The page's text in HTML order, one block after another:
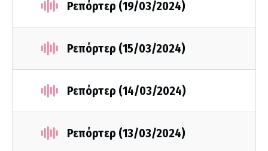
Ρεπόρτερ (19/03/2024)
Ρεπόρτερ (15/03/2024)
Ρεπόρτερ (14/03/2024)
Ρεπόρτερ (13/03/2024)